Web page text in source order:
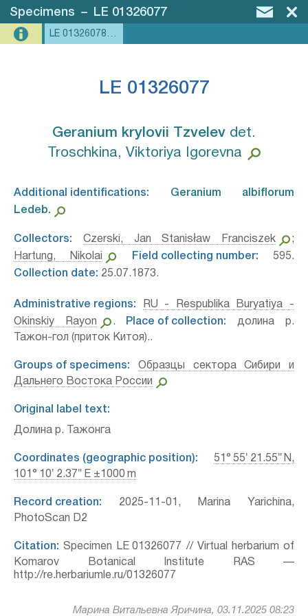
Specimens – LE 01326077
LE 01326078, LE 01326077, LE 01326076
LE 01326077
Geranium krylovii Tzvelev⁣ det.
Troschkina, Viktoriya Igorevna
Additional identifications:
Geranium albiflorum
Ledeb.⁣
Collectors: Czerski, Jan Stanisław Franciszek
;
Hartung, Nikolai
Field collecting number: 595.
Collection date: 25.07.1873.
Administrative regions:
RU - Respublika Buryatiya -
Okinskiy Rayon
. Place of collection: долина р.
Тажон-гол (приток Китоя)..
Groups of specimens:
Образцы сектора Сибири и
Дальнего Востока России
Original label text:
Долина р. Тажонга
Coordinates (geographic position):
51° 55′ 21.55″ N,
101° 10′ 2.37″ E ±1000 m
Record creation: 2025-11-01, Marina Yarichina,
PhotoScan D2
Citation: Specimen LE 01326077 // Virtual herbarium of
Komarov Botanical Institute RAS —
http://re.herbariumle.ru/01326077
Марина Витальевна Яричина, 03.11.2025 08:23